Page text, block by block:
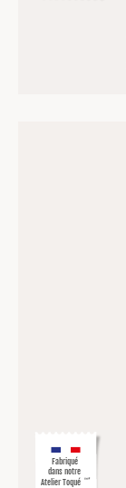
Fabriqué
dans notre
Atelier Toqué
™*